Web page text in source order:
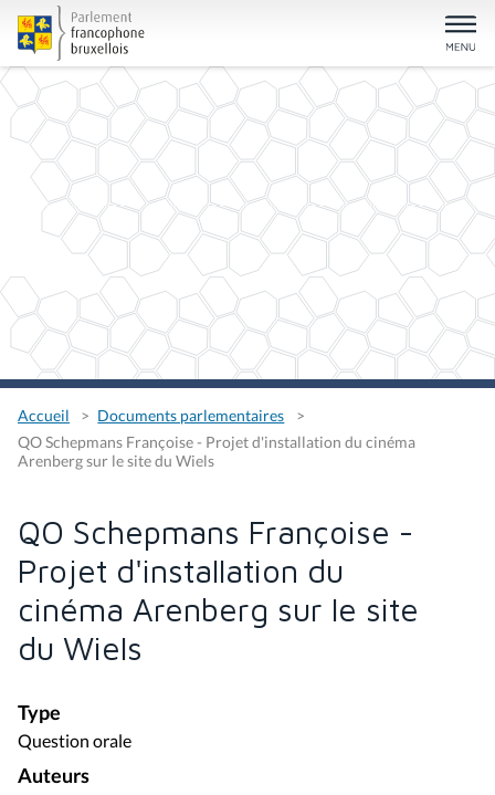
Accueil
Documents parlementaires
QO Schepmans Françoise - Projet d'installation du cinéma
Arenberg sur le site du Wiels
QO Schepmans Françoise -
Projet d'installation du
cinéma Arenberg sur le site
du Wiels
Type
Question orale
Auteurs